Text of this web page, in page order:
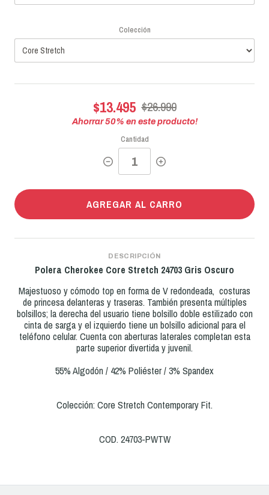
Colección
$13.495 $26.990
Ahorrar50% en este producto!
Cantidad
AGREGAR AL CARRO
DESCRIPCIÓN
Polera Cherokee Core Stretch 24703 Gris Oscuro
Majestuoso y cómodo top en forma de V redondeada, costuras
de princesa delanteras y traseras. También presenta múltiples
bolsillos; la derecha del usuario tiene bolsillo doble estilizado con
cinta de sarga y el izquierdo tiene un bolsillo adicional para el
teléfono celular. Cuenta con aberturas laterales completan esta
parte superior divertida y juvenil.
55% Algodón / 42% Poliéster / 3% Spandex
Colección: Core Stretch Contemporary Fit.
COD. 24703-PWTW